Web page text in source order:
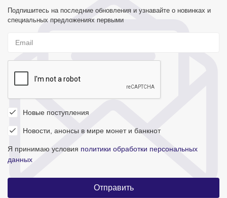
Подпишитесь на последние обновления и узнавайте о новинках и
специальных предложениях первыми
Новые поступления
Новости, анонсы в мире монет и банкнот
Я принимаю условия политики обработки персональных
данных